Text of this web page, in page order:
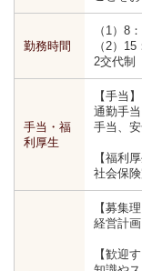
勤務時間
（1）8
（2）
2交代制
手当・福
利厚生
【手当】
通勤手
手当、
【福利厚
社会保
【募集理
経営計
【歓迎